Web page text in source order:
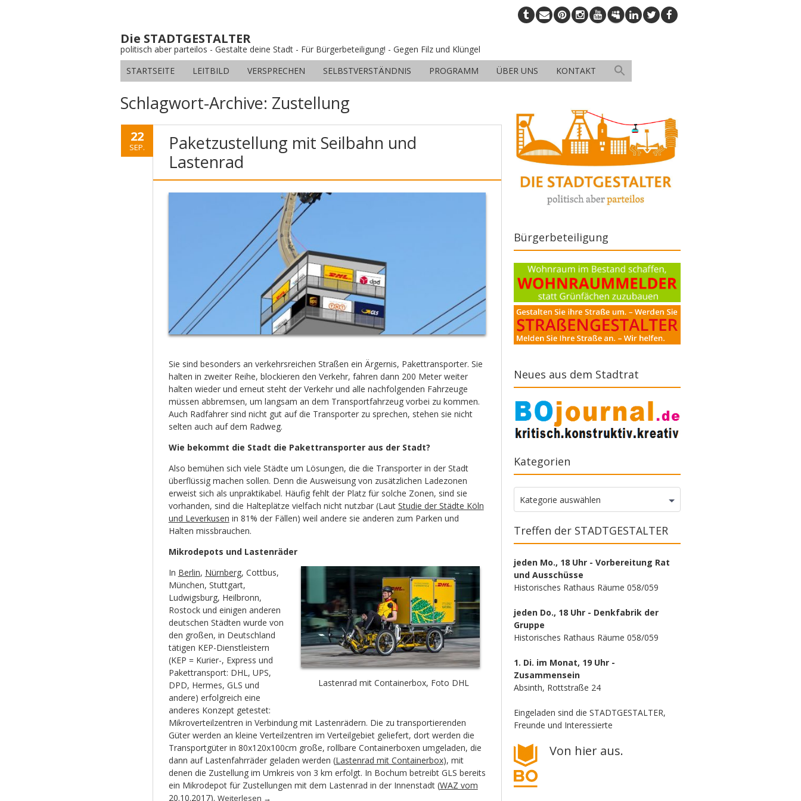
Die STADTGESTALTER
politisch aber parteilos - Gestalte deine Stadt - Für Bürgerbeteiligung! - Gegen Filz und Klüngel
STARTSEITE
LEITBILD VERSPRECHEN SELBSTVERSTÄNDNIS PROGRAMM ÜBER UNS KONTAKT
Schlagwort-Archive: Zustellung
22
SEP.
Paketzustellung mit Seilbahn und
Lastenrad
Sie sind besonders an verkehrsreichen Straßen ein Ärgernis, Pakettransporter. Sie
halten in zweiter Reihe, blockieren den Verkehr, fahren dann 200 Meter weiter
halten wieder und erneut steht der Verkehr und alle nachfolgenden Fahrzeuge
müssen abbremsen, um langsam an dem Transportfahrzeug vorbei zu kommen.
Auch Radfahrer sind nicht gut auf die Transporter zu sprechen, stehen sie nicht
selten auch auf dem Radweg.
Wie bekommt die Stadt die Pakettransporter aus der Stadt?
Also bemühen sich viele Städte um Lösungen, die die Transporter in der Stadt
überflüssig machen sollen. Denn die Ausweisung von zusätzlichen Ladezonen
erweist sich als unpraktikabel. Häufig fehlt der Platz für solche Zonen, sind sie
vorhanden, sind die Halteplätze vielfach nicht nutzbar (Laut Studie der Städte Köln
und Leverkusen in 81% der Fällen) weil andere sie anderen zum Parken und
Halten missbrauchen.
Mikrodepots und Lastenräder
Lastenrad mit Containerbox, Foto DHL
In Berlin, Nürnberg, Cottbus,
München, Stuttgart,
Ludwigsburg, Heilbronn,
Rostock und einigen anderen
deutschen Städten wurde von
den großen, in Deutschland
tätigen KEP-Dienstleistern
(KEP = Kurier-, Express und
Pakettransport: DHL, UPS,
DPD, Hermes, GLS und
andere) erfolgreich eine
anderes Konzept getestet:
Mikroverteilzentren in Verbindung mit Lastenrädern. Die zu transportierenden
Güter werden an kleine Verteilzentren im Verteilgebiet geliefert, dort werden die
Transportgüter in 80x120x100cm große, rollbare Containerboxen umgeladen, die
dann auf Lastenfahrräder geladen werden (Lastenrad mit Containerbox), mit
denen die Zustellung im Umkreis von 3 km erfolgt. In Bochum betreibt GLS bereits
ein Mikrodepot für Zustellungen mit dem Lastenrad in der Innenstadt (WAZ vom
20.10.2017). Weiterlesen →
Bürgerbeteiligung
Neues aus dem Stadtrat
Kategorien
Kategorien
Kategorie auswählen
Treffen der STADTGESTALTER
jeden Mo., 18 Uhr - Vorbereitung Rat
und Ausschüsse
Historisches Rathaus Räume 058/059
jeden Do., 18 Uhr - Denkfabrik der
Gruppe
Historisches Rathaus Räume 058/059
1. Di. im Monat, 19 Uhr -
Zusammensein
Absinth, Rottstraße 24
Eingeladen sind die STADTGESTALTER,
Freunde und Interessierte
Von hier aus.